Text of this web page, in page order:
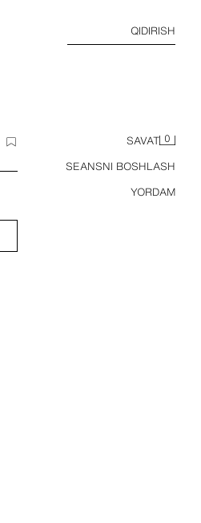
QIDIRISH
SAVAT 0
SEANSNI BOSHLASH
YORDAM